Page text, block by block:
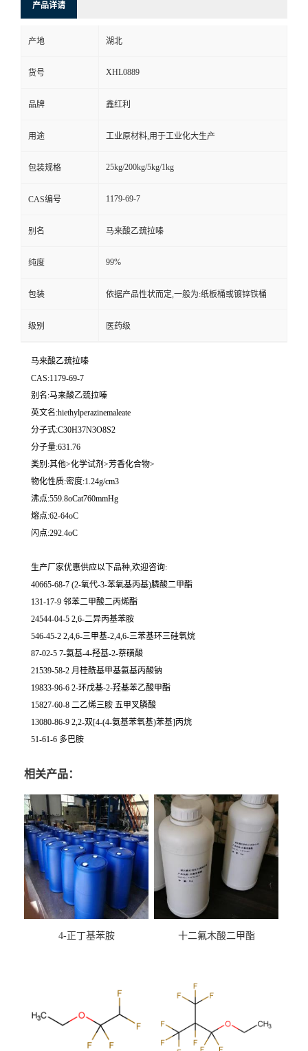
产品详请
产地 湖北
货号 XHL0889
品牌 鑫红利
用途 工业原材料,用于工业化大生产
包装规格 25kg/200kg/5kg/1kg
CAS编号 1179-69-7
别名 马来酸乙巯拉嗪
纯度 99%
包装 依据产品性状而定,一般为:纸板桶或镀锌铁桶
级别 医药级
马来酸乙巯拉嗪
CAS:1179-69-7
别名:马来酸乙巯拉嗪
英文名:hiethylperazinemaleate
分子式:C30H37N3O8S2
分子量:631.76
类别:其他>化学试剂>芳香化合物>
物化性质:密度:1.24g/cm3
沸点:559.8oCat760mmHg
熔点:62-64oC
闪点:292.4oC
生产厂家优惠供应以下品种,欢迎咨询:
40665-68-7 (2-氧代-3-苯氧基丙基)膦酸二甲酯
131-17-9 邻苯二甲酸二丙烯酯
24544-04-5 2,6-二异丙基苯胺
546-45-2 2,4,6-三甲基-2,4,6-三苯基环三硅氧烷
87-02-5 7-氨基-4-羟基-2-萘磺酸
21539-58-2 月桂酰基甲基氨基丙酸钠
19833-96-6 2-环戊基-2-羟基苯乙酸甲酯
15827-60-8 二乙烯三胺 五甲叉膦酸
13080-86-9 2,2-双[4-(4-氨基苯氧基)苯基]丙烷
51-61-6 多巴胺
相关产品：
4-正丁基苯胺 十二氟木酸二甲酯